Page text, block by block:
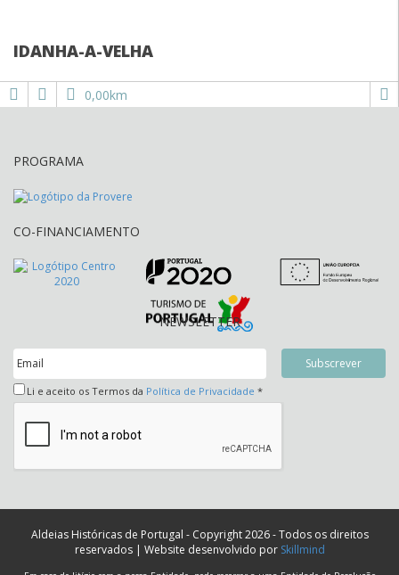
IDANHA-A-VELHA
0,00km
PROGRAMA
CO-FINANCIAMENTO
NEWSLETTER
Li e aceito os Termos da Política de Privacidade *
Aldeias Históricas de Portugal - Copyright 2026 - Todos os direitos
reservados | Website desenvolvido por Skillmind